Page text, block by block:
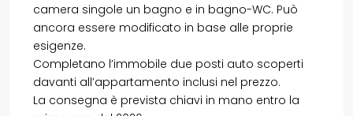
camera singole un bagno e in bagno-WC. Può
ancora essere modificato in base alle proprie
esigenze.
Completano l’immobile due posti auto scoperti
davanti all’appartamento inclusi nel prezzo.
La consegna è prevista chiavi in mano entro la